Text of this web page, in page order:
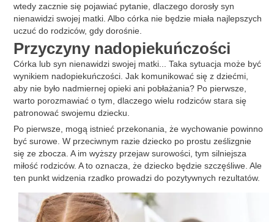
wtedy zacznie się pojawiać pytanie, dlaczego dorosły syn
nienawidzi swojej matki. Albo córka nie będzie miała najlepszych
uczuć do rodziców, gdy dorośnie.
Przyczyny nadopiekuńczości
Córka lub syn nienawidzi swojej matki... Taka sytuacja może być
wynikiem nadopiekuńczości. Jak komunikować się z dziećmi,
aby nie było nadmiernej opieki ani pobłażania? Po pierwsze,
warto porozmawiać o tym, dlaczego wielu rodziców stara się
patronować swojemu dziecku.
Po pierwsze, mogą istnieć przekonania, że ​​wychowanie powinno
być surowe. W przeciwnym razie dziecko po prostu ześlizgnie
się ze zbocza. A im wyższy przejaw surowości, tym silniejsza
miłość rodziców. A to oznacza, że ​​dziecko będzie szczęśliwe. Ale
ten punkt widzenia rzadko prowadzi do pozytywnych rezultatów.